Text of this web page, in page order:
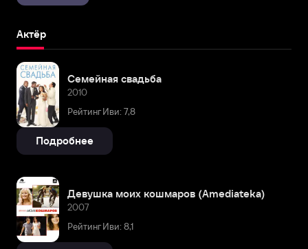
Актёр
Семейная свадьба
2010
Рейтинг Иви: 7,8
Подробнее
Девушка моих кошмаров (Amediateka)
2007
Рейтинг Иви: 8,1